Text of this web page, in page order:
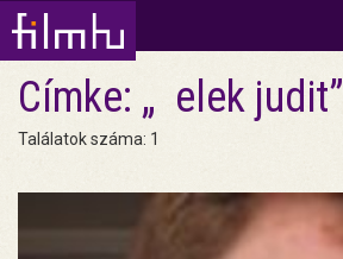
Címke: „ elek judit”
Találatok száma: 1